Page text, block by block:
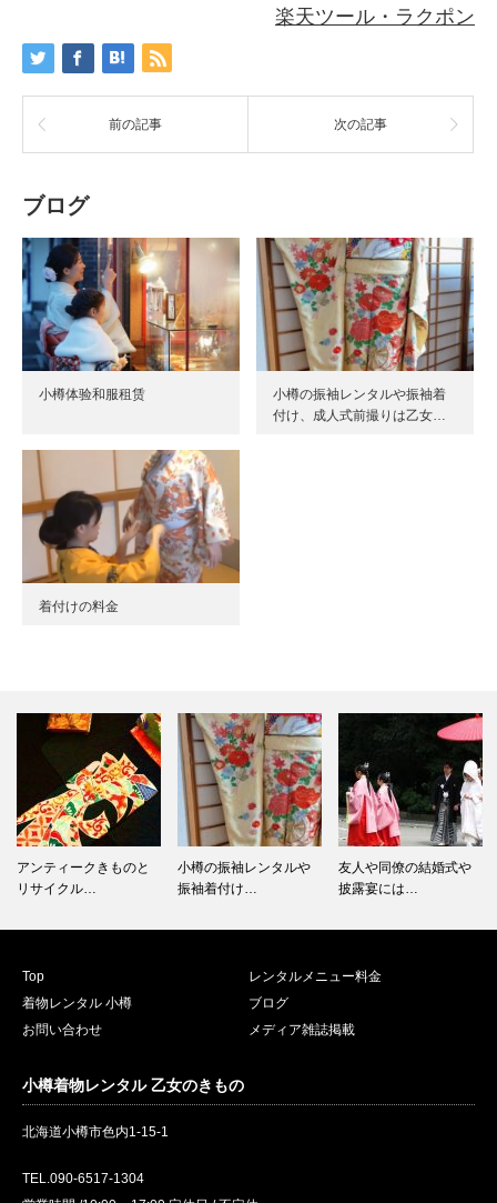
楽天ツール・ラクポン
前の記事 次の記事
ブログ
小樽体验和服租赁
小樽の振袖レンタルや振袖着
付け、成人式前撮りは乙女…
着付けの料金
アンティークきものと
リサイクル…
小樽の振袖レンタルや
振袖着付け…
友人や同僚の結婚式や
披露宴には…
Top
レンタルメニュー料金
着物レンタル 小樽
ブログ
お問い合わせ
メディア雑誌掲載
小樽着物レンタル 乙女のきもの
北海道小樽市色内1-15-1
TEL.090-6517-1304